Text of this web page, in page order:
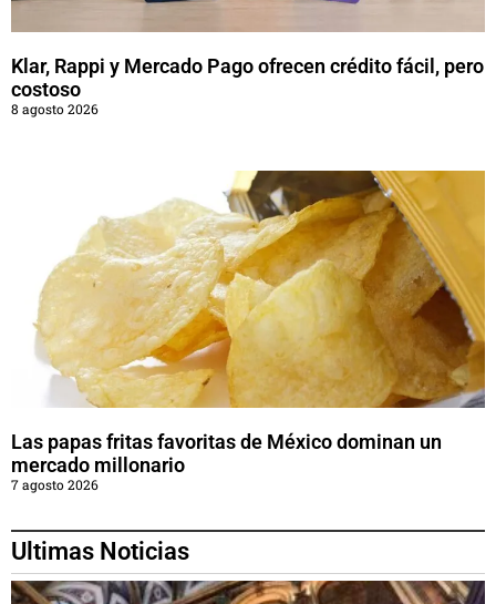
Klar, Rappi y Mercado Pago ofrecen crédito fácil, pero
costoso
8 agosto 2026
Las papas fritas favoritas de México dominan un
mercado millonario
7 agosto 2026
Ultimas Noticias